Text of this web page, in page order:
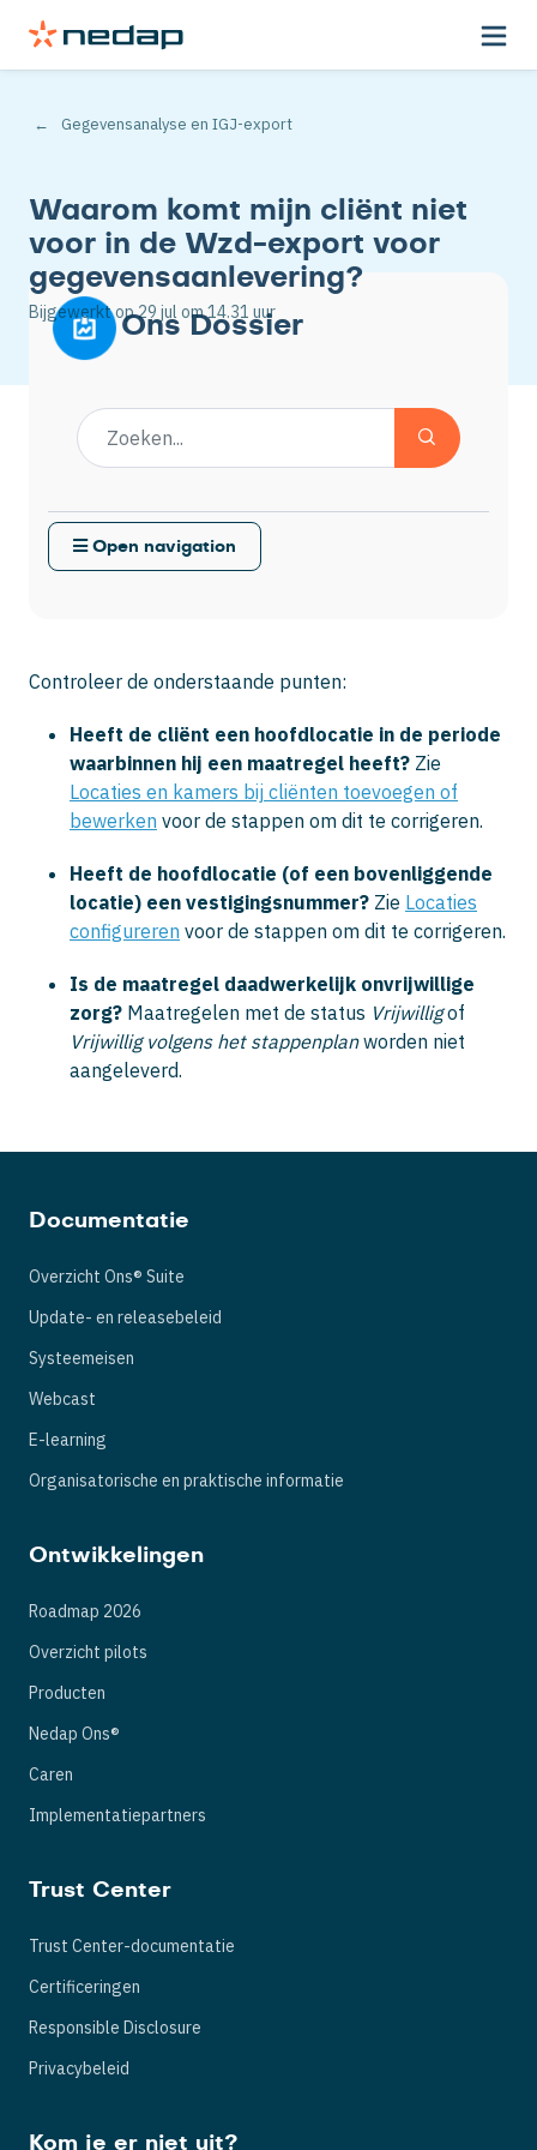
Gegevensanalyse en IGJ-export
Waarom komt mijn cliënt niet
voor in de Wzd-export voor
gegevensaanlevering?
Bijgewerkt op29 jul om 14.31 uur
Controleer de onderstaande punten:
Heeft de cliënt een hoofdlocatie in de periode
waarbinnen hij een maatregel heeft? Zie
Locaties en kamers bij cliënten toevoegen of
bewerken voor de stappen om dit te corrigeren.
Heeft de hoofdlocatie (of een bovenliggende
locatie) een vestigingsnummer? Zie Locaties
configureren voor de stappen om dit te corrigeren.
Is de maatregel daadwerkelijk onvrijwillige
zorg? Maatregelen met de status Vrijwilligof
Vrijwillig volgens het stappenplanworden niet
aangeleverd.
Ons Dossier
Open navigation
Documentatie
Overzicht Ons® Suite
Update- en releasebeleid
Systeemeisen
Webcast
E-learning
Organisatorische en praktische informatie
Ontwikkelingen
Roadmap 2026
Overzicht pilots
Producten
Nedap Ons®
Caren
Implementatiepartners
Trust Center
Trust Center-documentatie
Certificeringen
Responsible Disclosure
Privacybeleid
Kom je er niet uit?